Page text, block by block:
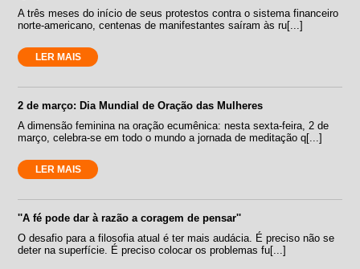
A três meses do início de seus protestos contra o sistema financeiro
norte-americano, centenas de manifestantes saíram às ru[...]
LER MAIS
2 de março: Dia Mundial de Oração das Mulheres
A dimensão feminina na oração ecumênica: nesta sexta-feira, 2 de
março, celebra-se em todo o mundo a jornada de meditação q[...]
LER MAIS
''A fé pode dar à razão a coragem de pensar''
O desafio para a filosofia atual é ter mais audácia. É preciso não se
deter na superfície. É preciso colocar os problemas fu[...]